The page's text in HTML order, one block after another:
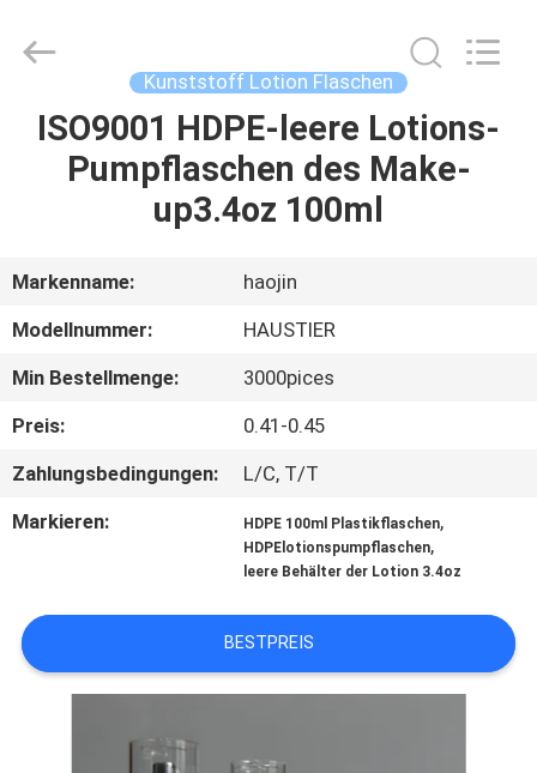
HAUS
PRODUKTE
ÜBER
UNS
FABRIK-
AUSFLUG
QUALITÄTSKONTROLLE
SIE
MIT
Plastic
Reserved.
Kunststoff Lotion Flaschen
ISO9001 HDPE-leere Lotions-
Pumpflaschen des Make-
up3.4oz 100ml
Markenname:
haojin
Modellnummer:
HAUSTIER
Min Bestellmenge:
3000pices
Preis:
0.41-0.45
Zahlungsbedingungen:
L/C, T/T
Markieren:
HDPE 100ml Plastikflaschen,
HDPElotionspumpflaschen,
leere Behälter der Lotion 3.4oz
BESTPREIS